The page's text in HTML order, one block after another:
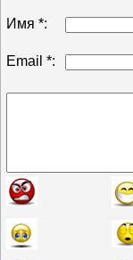
Имя *:
Email *: